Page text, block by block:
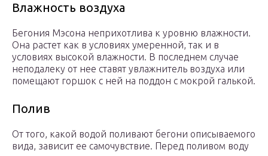
Влажность воздуха
Бегония Мэсона неприхотлива к уровню влажности.
Она растет как в условиях умеренной, так и в
условиях высокой влажности. В последнем случае
неподалеку от нее ставят увлажнитель воздуха или
помещают горшок с ней на поддон с мокрой галькой.
Полив
От того, какой водой поливают бегони описываемого
вида, зависит ее самочувствие. Перед поливом воду